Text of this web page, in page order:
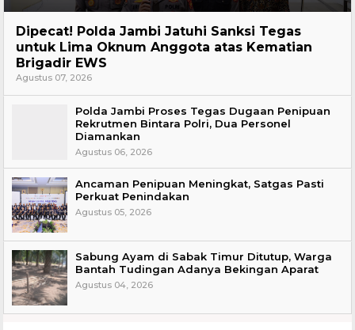
Dipecat! Polda Jambi Jatuhi Sanksi Tegas
untuk Lima Oknum Anggota atas Kematian
Brigadir EWS
Agustus 07, 2026
Polda Jambi Proses Tegas Dugaan Penipuan
Rekrutmen Bintara Polri, Dua Personel
Diamankan
Agustus 06, 2026
Ancaman Penipuan Meningkat, Satgas Pasti
Perkuat Penindakan
Agustus 05, 2026
Sabung Ayam di Sabak Timur Ditutup, Warga
Bantah Tudingan Adanya Bekingan Aparat
Agustus 04, 2026